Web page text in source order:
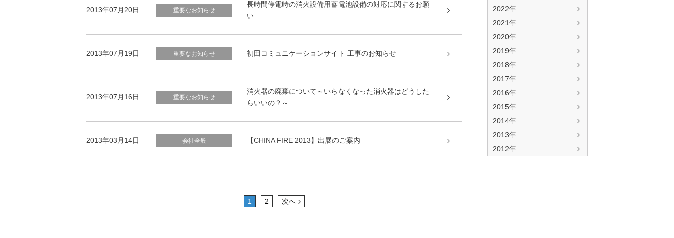
2022年
2021年
2020年
2019年
2018年
2017年
2016年
2015年
2014年
2013年
2012年
2013年07月20日 重要なお知らせ
長時間停電時の消火設備用蓄電池設備の対応に関するお願
い
2013年07月19日 重要なお知らせ 初田コミュニケーションサイト 工事のお知らせ
2013年07月16日 重要なお知らせ
消火器の廃棄について～いらなくなった消火器はどうした
らいいの？～
2013年03月14日 会社全般 【CHINA FIRE 2013】出展のご案内
1 2 次へ